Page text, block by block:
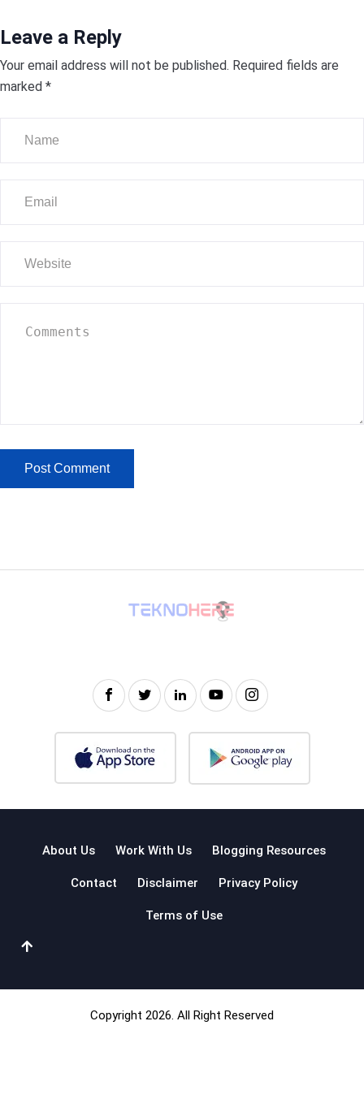
Leave a Reply
Your email address will not be published. Required fields are
marked *
About Us Work With Us Blogging Resources
Contact Disclaimer Privacy Policy
Terms of Use
Copyright 2026. All Right Reserved